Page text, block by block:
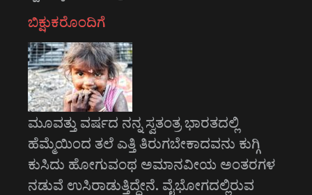
ಬಿಕ್ಷುಕರೊಂದಿಗೆ
ಮೂವತ್ತು ವರ್ಷದ ನನ್ನ ಸ್ವತಂತ್ರ ಭಾರತದಲ್ಲಿ
ಹೆಮ್ಮೆಯಿಂದ ತಲೆ ಎತ್ತಿ ತಿರುಗಬೇಕಾದವನು ಕುಗ್ಗಿ
ಕುಸಿದು ಹೋಗುವಂಥ ಅಮಾನವೀಯ ಅಂತರಗಳ
ನಡುವೆ ಉಸಿರಾಡುತ್ತಿದ್ದೇನೆ. ವೈಭೋಗದಲ್ಲಿರುವ